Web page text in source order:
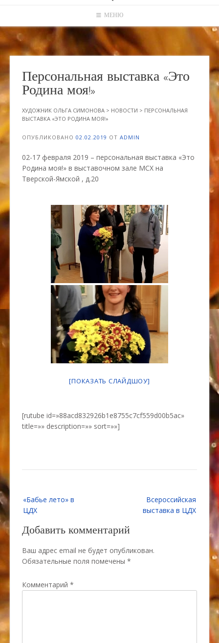
МЕНЮ
Персональная выставка «Это
Родина моя!»
ХУДОЖНИК ОЛЬГА СИМОНОВА > НОВОСТИ > ПЕРСОНАЛЬНАЯ
ВЫСТАВКА «ЭТО РОДИНА МОЯ!»
ОПУБЛИКОВАНО 02.02.2019 ОТ ADMIN
02-17 февраля 2019 – персональная выставка «Это
Родина моя!» в выставочном зале МСХ на
Тверской-Ямской , д.20
[ПОКАЗАТЬ СЛАЙДШОУ]
[rutube id=»88acd832926b1e8755c7cf559d00b5ac»
title=»» description=»» sort=»»]
по
записям
«Бабье лето» в
ЦДХ
Всероссийская
выставка в ЦДХ
Добавить комментарий
Ваш адрес email не будет опубликован.
Обязательные поля помечены *
Комментарий *